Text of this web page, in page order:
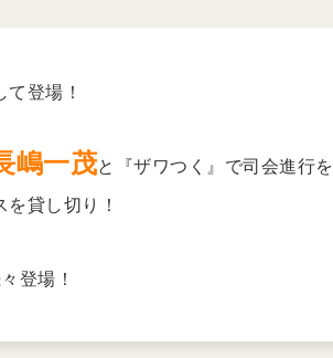
登場！
嶋一茂と『ザワつく』で司会進行を
を貸し切り！
登場！